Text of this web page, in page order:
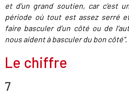
et d’un grand soutien, car c’est
période où tout est assez serré
faire basculer d’un côté ou de
nous aident à basculer du bon côté".
Le chiffre
7